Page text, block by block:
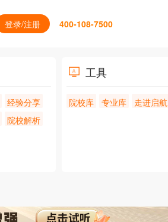
登录/注册 400-108-7500
经验分享
院校解析
工具
院校库 专业库 走进启航